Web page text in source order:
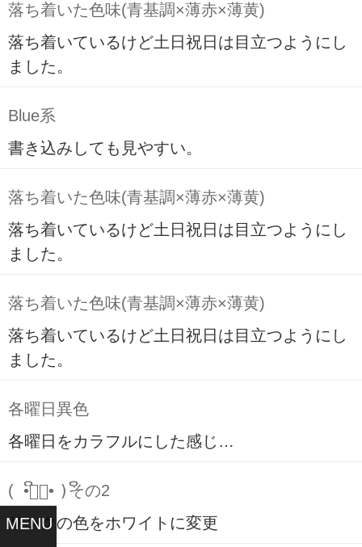
MENU
落ち着いた色味(青基調×薄赤×薄黄)
落ち着いているけど土日祝日は目立つようにし
ました。
Blue系
書き込みしても見やすい。
落ち着いた色味(青基調×薄赤×薄黄)
落ち着いているけど土日祝日は目立つようにし
ました。
落ち着いた色味(青基調×薄赤×薄黄)
落ち着いているけど土日祝日は目立つようにし
ました。
各曜日異色
各曜日をカラフルにした感じ…
( ິ•ᆺ⃘• )ິその2
リンクの色をホワイトに変更